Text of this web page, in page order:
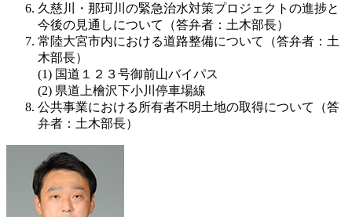
久慈川・那珂川の緊急治水対策プロジェクトの進捗と
今後の見通しについて（答弁者：土木部長）
常陸大宮市内における道路整備について（答弁者：土
木部長）
国道１２３号御前山バイパス
県道上檜沢下小川停車場線
公共事業における所有者不明土地の取得について（答
弁者：土木部長）